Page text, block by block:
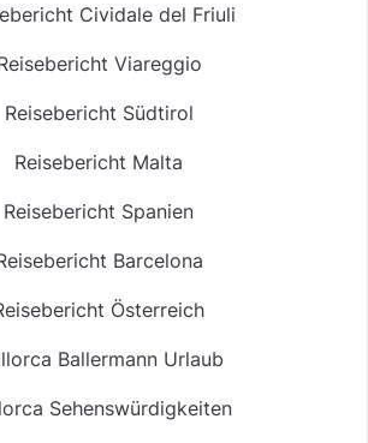
Cividale del Friuli
Viareggio
Reisebericht Südtirol
Reisebericht Malta
Reisebericht Spanien
Barcelona
Österreich
Ballermann Urlaub
Sehenswürdigkeiten